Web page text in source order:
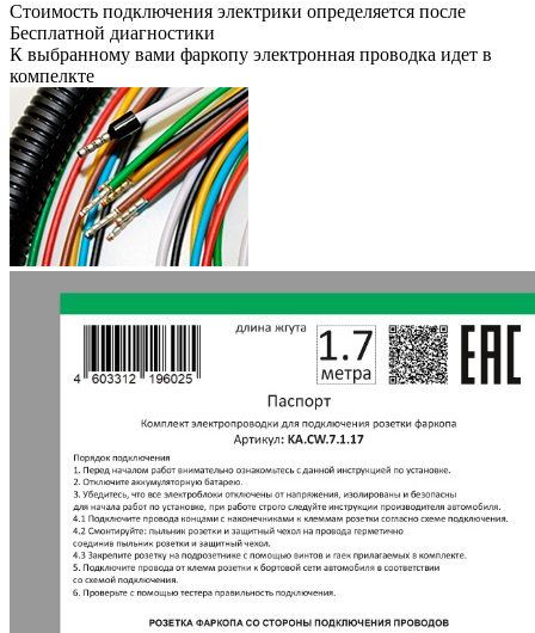
Стоимость подключения электрики определяется после
Бесплатной диагностики
К выбранному вами фаркопу электронная проводка идет в
компелкте